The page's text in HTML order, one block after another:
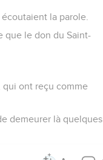
la parole.
que le don du Saint-
qui ont reçu comme
demeurer là quelques